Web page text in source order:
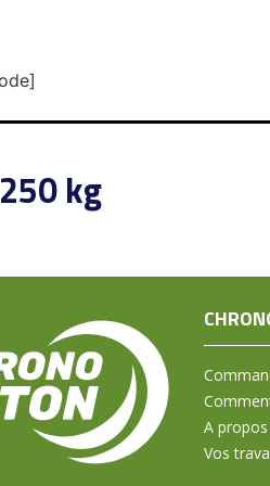
kg
A propos
Vos